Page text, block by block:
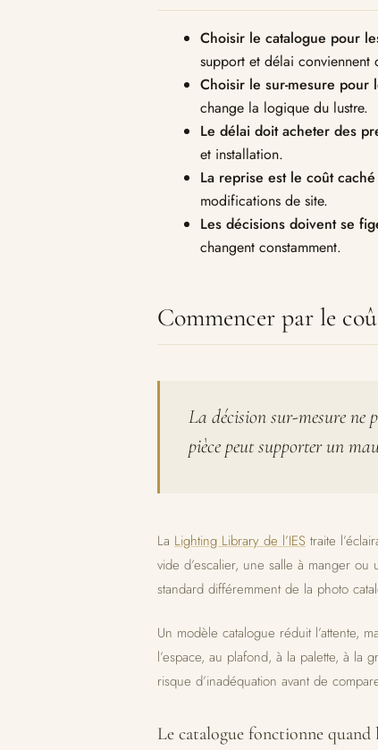
Choisir le catalogue pour
support et délai conviennent
Choisir le sur-mesure pour
change la logique du lustre.
Le délai doit acheter des
et installation.
La reprise est le coût
modifications de site.
Les décisions doivent se
changent constamment.
Commencer par le
La décision sur-mesure ne
pièce peut supporter un
La Lighting Library de l’IES traite
vide d’escalier, une salle à manger
standard différemment de la photo
Un modèle catalogue réduit l’attente,
l’espace, au plafond, à la palette, à la
risque d’inadéquation avant de
Le catalogue fonctionne quand